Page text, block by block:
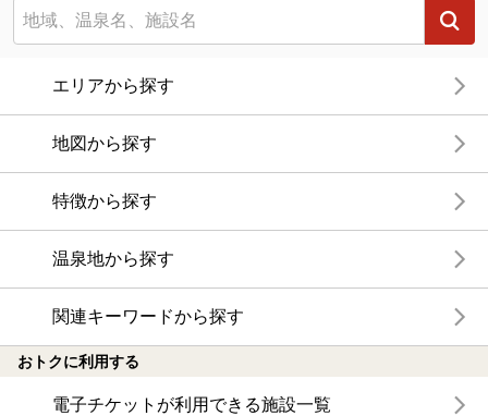
エリアから探す
地図から探す
特徴から探す
温泉地から探す
関連キーワードから探す
おトクに利用する
電子チケットが利用できる施設一覧